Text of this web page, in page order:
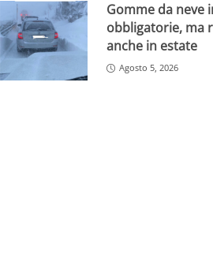
Gomme da neve
obbligatorie, ma
anche in estate
Agosto 5, 2026